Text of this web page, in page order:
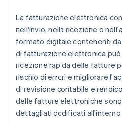
La fatturazione elettronica
nell'invio, nella ricezione o
formato digitale contenenti
di fatturazione elettronica
ricezione rapida delle fatture
rischio di errori e migliorare
di revisione contabile e
delle fatture elettroniche sono
dettagliati codificati all'interno